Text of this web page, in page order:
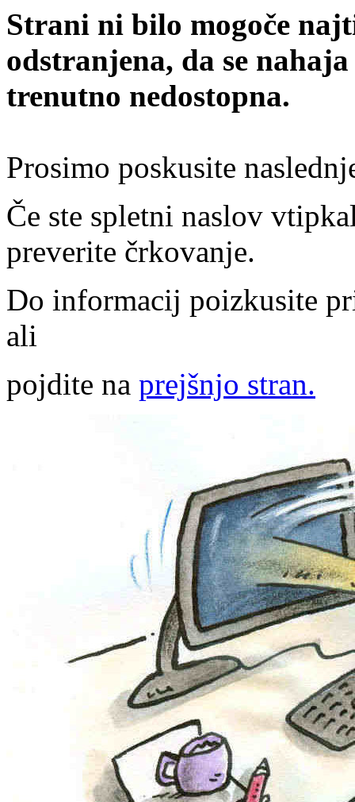
Strani ni bilo mogoče
odstranjena, da se
trenutno nedostopna.
Prosimo poskusite
Če ste spletni naslov
preverite črkovanje.
Do informacij poizkusite
ali
pojdite na prejšnjo stran.